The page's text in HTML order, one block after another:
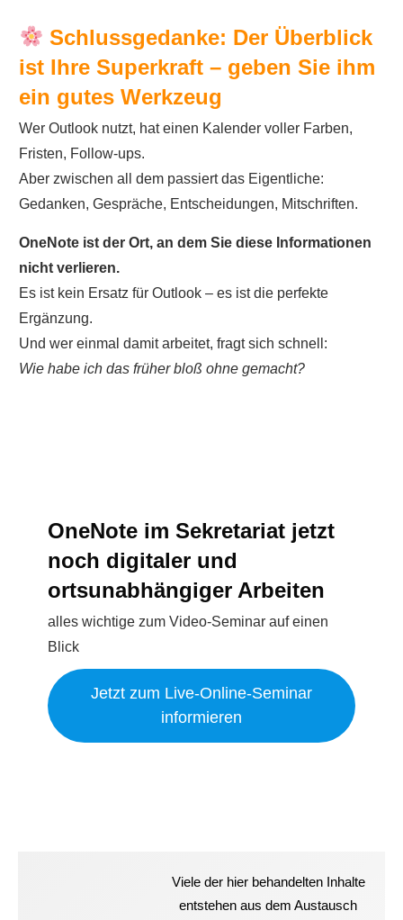
Schlussgedanke: Der Überblick
ist Ihre Superkraft – geben Sie ihm
ein gutes Werkzeug
Wer Outlook nutzt, hat einen Kalender voller Farben,
Fristen, Follow-ups.
Aber zwischen all dem passiert das Eigentliche:
Gedanken, Gespräche, Entscheidungen, Mitschriften.
OneNote ist der Ort, an dem Sie diese Informationen
nicht verlieren.
Es ist kein Ersatz für Outlook – es ist die perfekte
Ergänzung.
Und wer einmal damit arbeitet, fragt sich schnell:
Wie habe ich das früher bloß ohne gemacht?
OneNote im Sekretariat jetzt
noch digitaler und
ortsunabhängiger Arbeiten
alles wichtige zum Video-Seminar auf einen
Blick
Jetzt zum Live-Online-Seminar
informieren
Viele der hier behandelten Inhalte
entstehen aus dem Austausch